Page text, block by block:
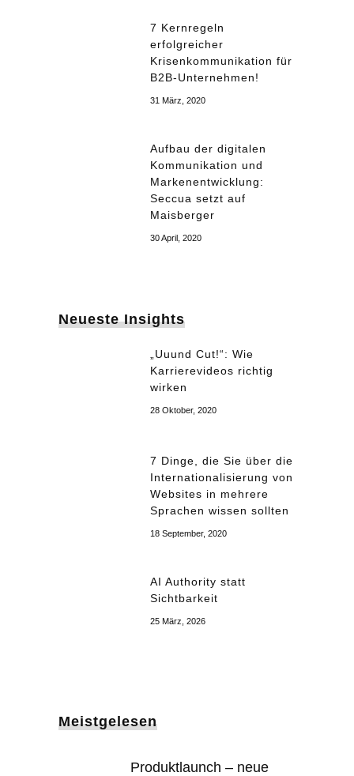
7 Kernregeln
erfolgreicher
Krisenkommunikation für
B2B-Unternehmen!
31 März, 2020
Aufbau der digitalen
Kommunikation und
Markenentwicklung:
Seccua setzt auf
Maisberger
30 April, 2020
Neueste Insights
„Uuund Cut!“: Wie
Karrierevideos richtig
wirken
28 Oktober, 2020
7 Dinge, die Sie über die
Internationalisierung von
Websites in mehrere
Sprachen wissen sollten
18 September, 2020
AI Authority statt
Sichtbarkeit
25 März, 2026
Meistgelesen
Produktlaunch – neue